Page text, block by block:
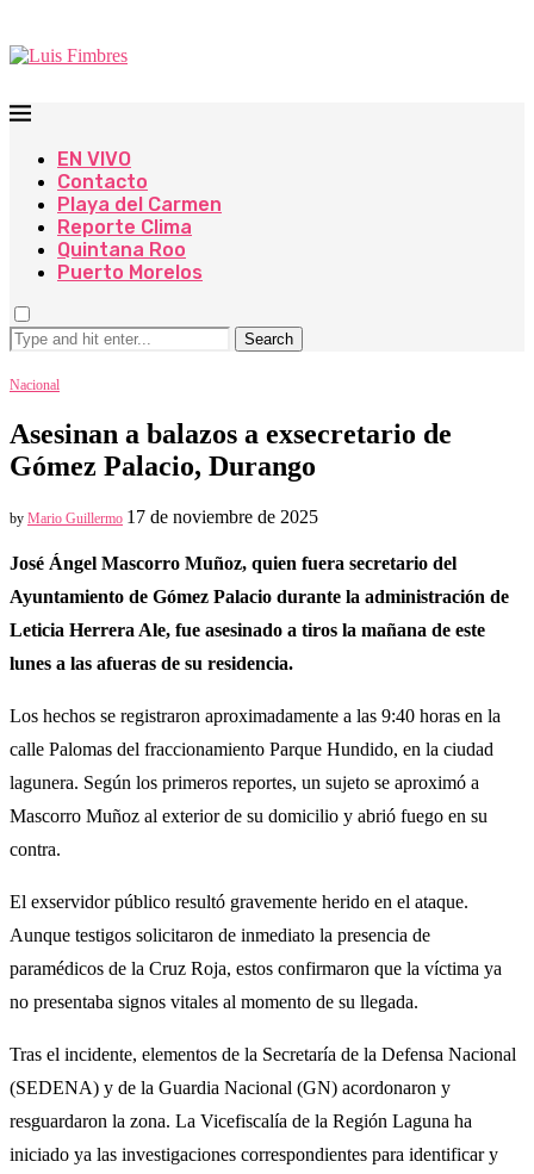
EN VIVO
Contacto
Playa del Carmen
Reporte Clima
Quintana Roo
Puerto Morelos
Search
Nacional
Asesinan a balazos a exsecretario de
Gómez Palacio, Durango
by Mario Guillermo 17 de noviembre de 2025
José Ángel Mascorro Muñoz, quien fuera secretario del
Ayuntamiento de Gómez Palacio durante la administración de
Leticia Herrera Ale, fue asesinado a tiros la mañana de este
lunes a las afueras de su residencia.
Los hechos se registraron aproximadamente a las 9:40 horas en la
calle Palomas del fraccionamiento Parque Hundido, en la ciudad
lagunera. Según los primeros reportes, un sujeto se aproximó a
Mascorro Muñoz al exterior de su domicilio y abrió fuego en su
contra.
El exservidor público resultó gravemente herido en el ataque.
Aunque testigos solicitaron de inmediato la presencia de
paramédicos de la Cruz Roja, estos confirmaron que la víctima ya
no presentaba signos vitales al momento de su llegada.
Tras el incidente, elementos de la Secretaría de la Defensa Nacional
(SEDENA) y de la Guardia Nacional (GN) acordonaron y
resguardaron la zona. La Vicefiscalía de la Región Laguna ha
iniciado ya las investigaciones correspondientes para identificar y